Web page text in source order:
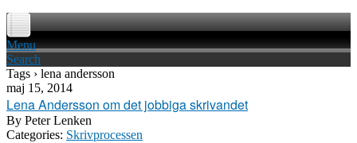
Menu
Search
Tags › lena andersson
maj 15, 2014
Lena Andersson om det jobbiga skrivandet
By Peter Lenken
Categories: Skrivprocessen